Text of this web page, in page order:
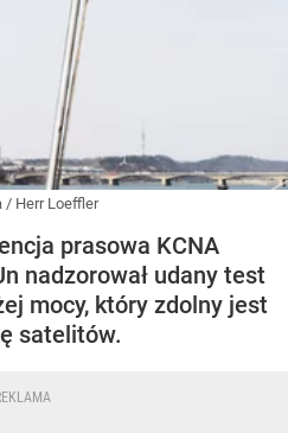
/ Herr Loeffler
prasowa KCNA
nadzorował udany test
mocy, który zdolny jest
satelitów.